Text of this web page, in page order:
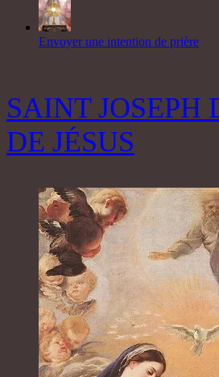
Envoyer une intention de prière
SAINT JOSEPH
DE JÉSUS